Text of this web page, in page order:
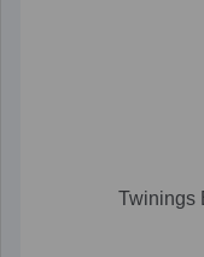
Twinings